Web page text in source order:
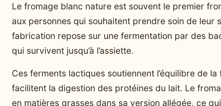
Le fromage blanc nature est souvent le premier
aux personnes qui souhaitent prendre soin de leur
fabrication repose sur une fermentation par des
qui survivent jusqu’à l’assiette.
Ces ferments lactiques soutiennent l’équilibre de
facilitent la digestion des protéines du lait. Le
en matières grasses dans sa version allégée, ce